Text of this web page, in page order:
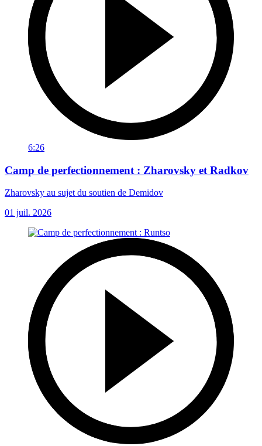
6:26
Camp de perfectionnement : Zharovsky et Radkov
Zharovsky au sujet du soutien de Demidov
01 juil. 2026